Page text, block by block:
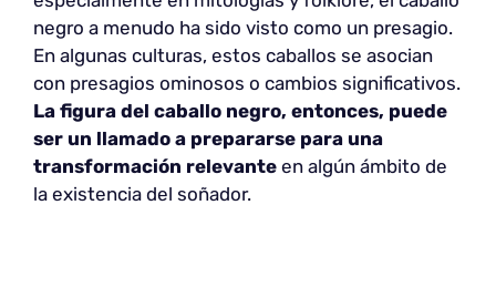
negro a menudo ha sido visto como un presagio.
En algunas culturas, estos caballos se asocian
con presagios ominosos o cambios significativos.
La figura del caballo negro, entonces, puede
ser un llamado a prepararse para una
transformación relevante en algún ámbito de
la existencia del soñador.